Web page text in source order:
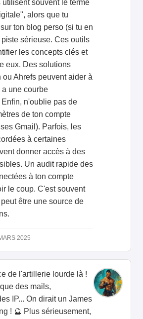
souvent le terme
alors que tu
ton blog perso (si tu en
sérieuse. Ces outils
les concepts clés et
eux. Des solutions
ou Ahrefs peuvent aider à
une courbe
n'oublie pas de
de ton compte
Gmail). Parfois, les
à certaines
donner accès à des
Un audit rapide des
à ton compte
le coup. C'est souvent
être une source de
2025
de l'artillerie lourde là !
des mails,
IP... On dirait un James
! 🔮 Plus sérieusement,